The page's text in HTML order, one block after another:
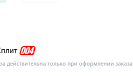
действительна только при оформлении заказа